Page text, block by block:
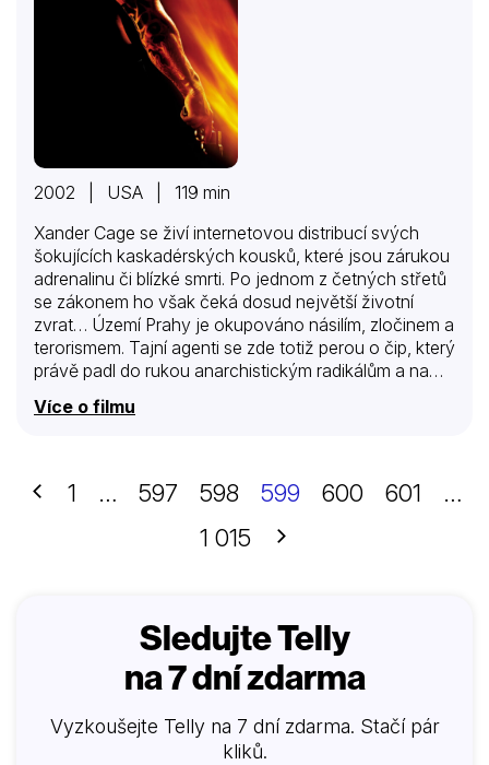
2002 | USA | 119 min
Xander Cage se živí internetovou distribucí svých
šokujících kaskadérských kousků, které jsou zárukou
adrenalinu či blízké smrti. Po jednom z četných střetů
se zákonem ho však čeká dosud největší životní
zvrat… Území Prahy je okupováno násilím, zločinem a
terorismem. Tajní agenti se zde totiž perou o čip, který
právě padl do rukou anarchistickým radikálům a na
němž jsou uloženy specifikace ničivé biologické
zbraně. Xandera Cage z toho sice nic nezajímá, jeho
a nový agent „Triple X“ se ukáže být více než
schopným…
Více o filmu
Předchozí
1 … 597 598 599 600 601
…
1 015
Další
Sledujte Telly
na 7 dní zdarma
Vyzkoušejte Telly na 7 dní zdarma. Stačí pár
kliků.